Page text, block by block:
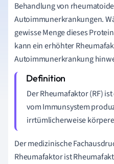
Behandlung von
Autoimmunerkrankungen.
gewisse Menge dieses
kann ein erhöhter
Autoimmunerkrankung
Der Rheumafaktor (RF)
vom Immunsystem
irrtümlicherweise
Der medizinische
Rheumafaktor ist